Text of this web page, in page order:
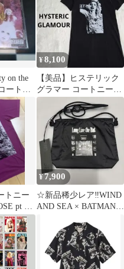
on the
ートニ
¥8,100
​【美品】ヒステリック
グラマー コートニーラ
ブ Tシャツ ワンピース
黒 ロック
トニー
pt T
着用
¥7,900
☆新品稀少レア‼️WIND
AND SEA × BATMAN